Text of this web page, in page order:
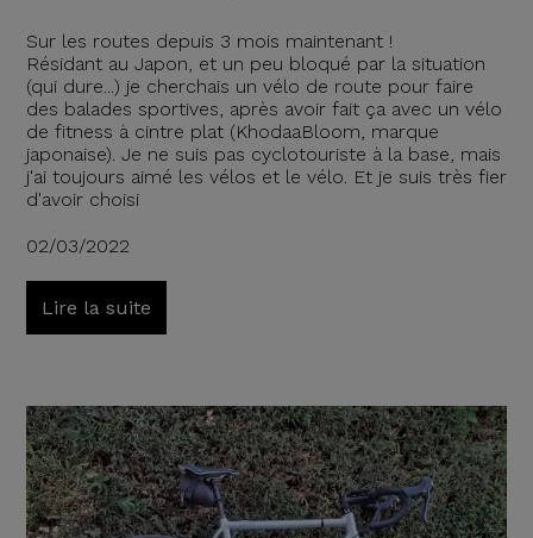
Sur les routes depuis 3 mois maintenant !
Résidant au Japon, et un peu bloqué par la situation
(qui dure...) je cherchais un vélo de route pour faire
des balades sportives, après avoir fait ça avec un vélo
de fitness à cintre plat (KhodaaBloom, marque
japonaise). Je ne suis pas cyclotouriste à la base, mais
j'ai toujours aimé les vélos et le vélo. Et je suis très fier
d'avoir choisi
02/03/2022
Lire la suite